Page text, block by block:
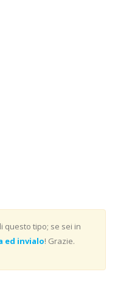
questo tipo; se sei in
ed invialo! Grazie.